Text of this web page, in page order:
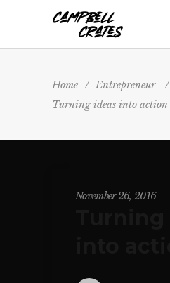
Home / Entrepreneur
/
Turning ideas into action
November 26, 2016